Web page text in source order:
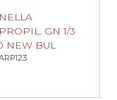
GN 1/3
NEW BUL